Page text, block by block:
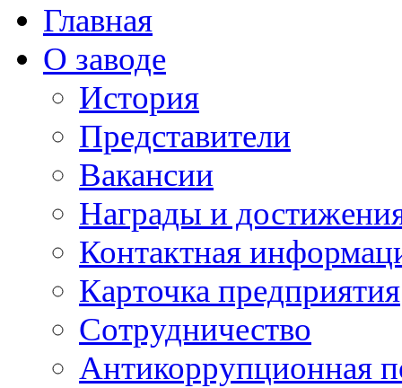
Главная
О заводе
История
Представители
Вакансии
Награды и
Контактная
Карточка предприятия
Сотрудничество
Антикоррупционная